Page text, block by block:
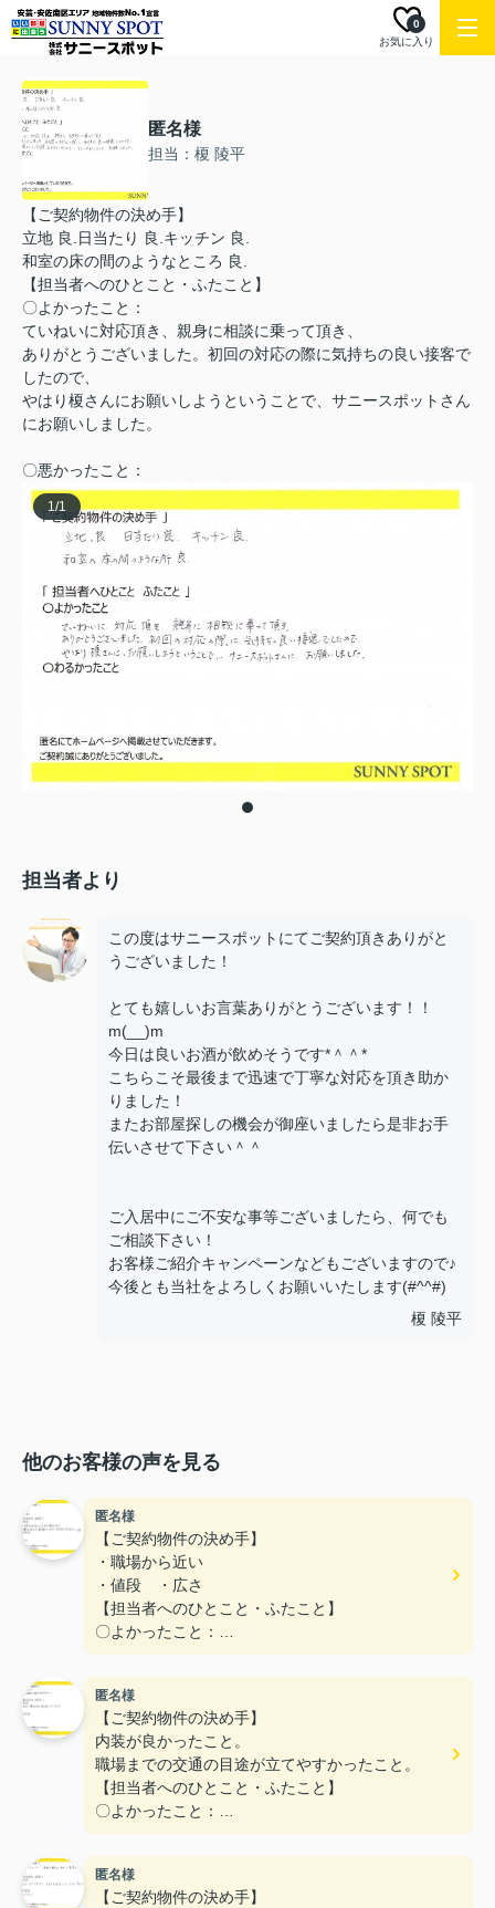
お気に入り
0
匿名様
担当：榎 陵平
【ご契約物件の決め手】
立地 良.日当たり 良.キッチン 良.
和室の床の間のようなところ 良.
【担当者へのひとこと・ふたこと】
〇よかったこと：
ていねいに対応頂き、親身に相談に乗って頂き、
ありがとうございました。初回の対応の際に気持ちの良い接客で
したので、
やはり榎さんにお願いしようということで、サニースポットさん
にお願いしました。
〇悪かったこと：
1/1
担当者より
この度はサニースポットにてご契約頂きありがと
うございました！
とても嬉しいお言葉ありがとうございます！！
m(__)m
今日は良いお酒が飲めそうです*＾＾*
こちらこそ最後まで迅速で丁寧な対応を頂き助か
りました！
またお部屋探しの機会が御座いましたら是非お手
伝いさせて下さい＾＾
ご入居中にご不安な事等ございましたら、何でも
ご相談下さい！
お客様ご紹介キャンペーンなどもございますので♪
今後とも当社をよろしくお願いいたします(#^^#)
榎 陵平
他のお客様の声を見る
匿名様
【ご契約物件の決め手】
・職場から近い
・値段 ・広さ
【担当者へのひとこと・ふたこと】
〇よかったこと：
丁寧な対応で、分からないことは、すぐに教えてく
れた。
明るくて、親しみやすかった。色々話ししてもらっ
て、ありがとうございました☺☆5
〇悪かったこと：
ない
匿名様
【ご契約物件の決め手】
内装が良かったこと。
職場までの交通の目途が立てやすかったこと。
【担当者へのひとこと・ふたこと】
〇よかったこと：
こまかい所まで丁寧な対応をありがとうございまし
た。
〇悪かったこと：
匿名様
【ご契約物件の決め手】